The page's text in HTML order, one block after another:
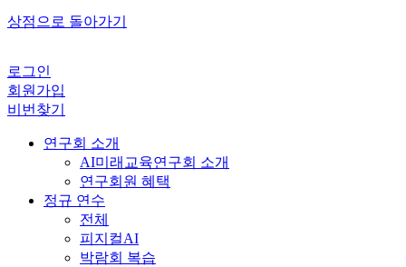
상점으로 돌아가기
로그인
회원가입
비번찾기
연구회 소개
AI미래교육연구회 소개
연구회원 혜택
정규 연수
전체
피지컬AI
박람회 복습